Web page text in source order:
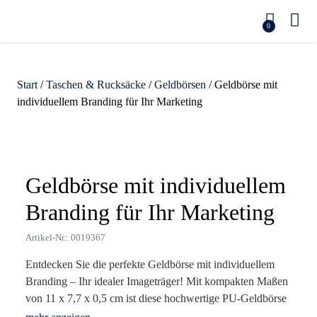
0
Start /Taschen & Rucksäcke /Geldbörsen / Geldbörse mit
individuellem Branding für Ihr Marketing
Geldbörse mit individuellem
Branding für Ihr Marketing
Artikel-Nr.: 0019367
Entdecken Sie die perfekte Geldbörse mit individuellem
Branding – Ihr idealer Imageträger! Mit kompakten Maßen
von 11 x 7,7 x 0,5 cm ist diese hochwertige PU-Geldbörse